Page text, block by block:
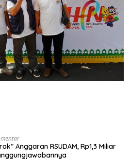
Anggaran RSUDAM, Rp1,3 Miliar